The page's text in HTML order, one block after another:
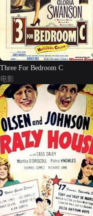
Three For Bedroom C
电影